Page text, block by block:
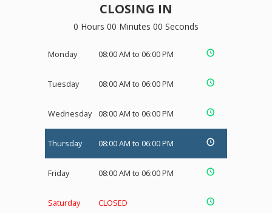
CLOSING IN
0 Hours 00 Minutes 00 Seconds
Monday 08:00 AM to 06:00 PM
Tuesday 08:00 AM to 06:00 PM
Wednesday 08:00 AM to 06:00 PM
Thursday 08:00 AM to 06:00 PM
Friday 08:00 AM to 06:00 PM
Saturday CLOSED